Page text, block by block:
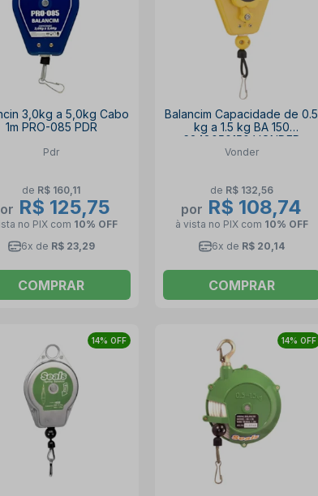
3,0kg a 5,0kg Cabo
1m PRO-085 PDR
Pdr
de R$ 160,11
R$ 125,75
no PIX com 10% OFF
6x de R$ 23,29
COMPRAR
Balancim Capacidade de 0.5
kg a 1.5 kg BA 150
6248050150 VONDER
Vonder
de R$ 132,56
por R$ 108,74
à vista no PIX com 10% OFF
6x de R$ 20,14
COMPRAR
14% OFF 14% OFF